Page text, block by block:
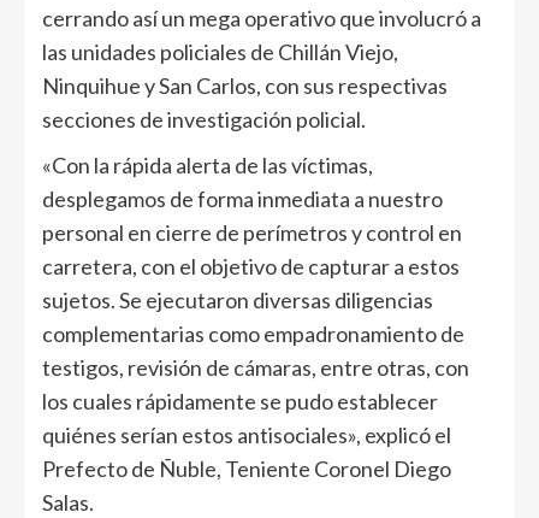
cerrando así un mega operativo que involucró a
las unidades policiales de Chillán Viejo,
Ninquihue y San Carlos, con sus respectivas
secciones de investigación policial.
«Con la rápida alerta de las víctimas,
desplegamos de forma inmediata a nuestro
personal en cierre de perímetros y control en
carretera, con el objetivo de capturar a estos
sujetos. Se ejecutaron diversas diligencias
complementarias como empadronamiento de
testigos, revisión de cámaras, entre otras, con
los cuales rápidamente se pudo establecer
quiénes serían estos antisociales», explicó el
Prefecto de Ñuble, Teniente Coronel Diego
Salas.